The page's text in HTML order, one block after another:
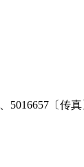
5016657 〔传真